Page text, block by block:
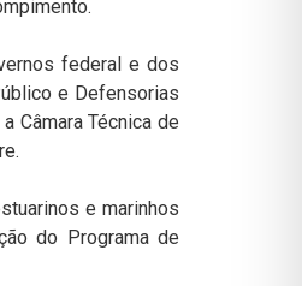
federal e dos
e Defensorias
Câmara Técnica de
e marinhos
do Programa de